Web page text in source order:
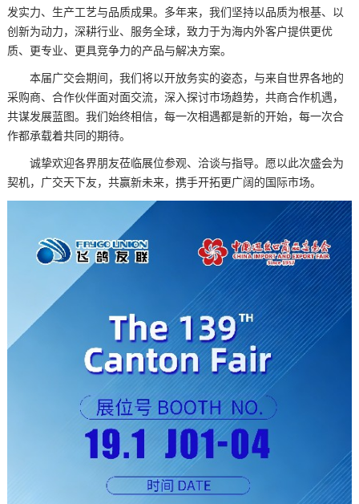
发实力、生产工艺与品质成果。多年来，我们坚持以品质为根基、以
创新为动力，深耕行业、服务全球，致力于为海内外客户提供更优
质、更专业、更具竞争力的产品与解决方案。
本届广交会期间，我们将以开放务实的姿态，与来自世界各地的
采购商、合作伙伴面对面交流，深入探讨市场趋势，共商合作机遇，
共谋发展蓝图。我们始终相信，每一次相遇都是新的开始，每一次合
作都承载着共同的期待。
诚挚欢迎各界朋友莅临展位参观、洽谈与指导。愿以此次盛会为
契机，广交天下友，共赢新未来，携手开拓更广阔的国际市场。